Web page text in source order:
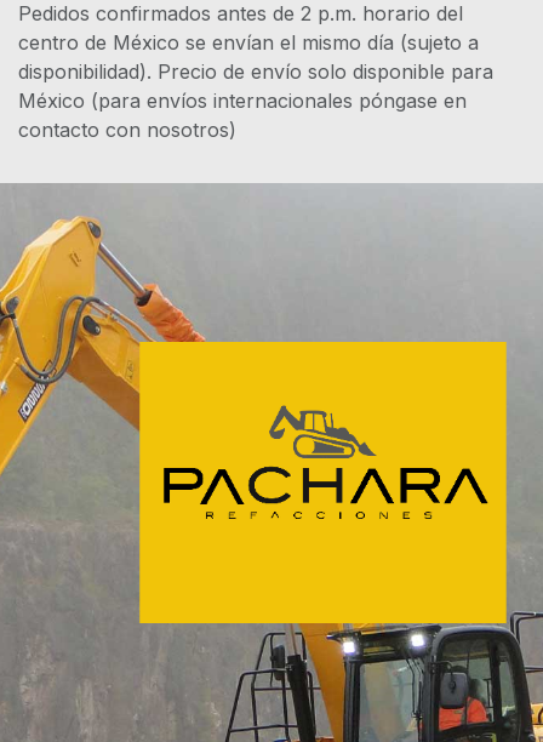
Pedidos confirmados antes de 2 p.m. horario del
centro de México se envían el mismo día (sujeto a
disponibilidad). Precio de envío solo disponible para
México (para envíos internacionales póngase en
contacto con nosotros)